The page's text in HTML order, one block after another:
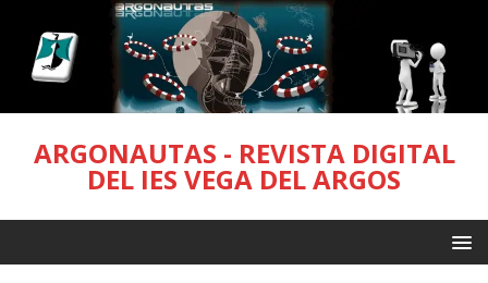
ARGONAUTAS - REVISTA DIGITAL
DEL IES VEGA DEL ARGOS